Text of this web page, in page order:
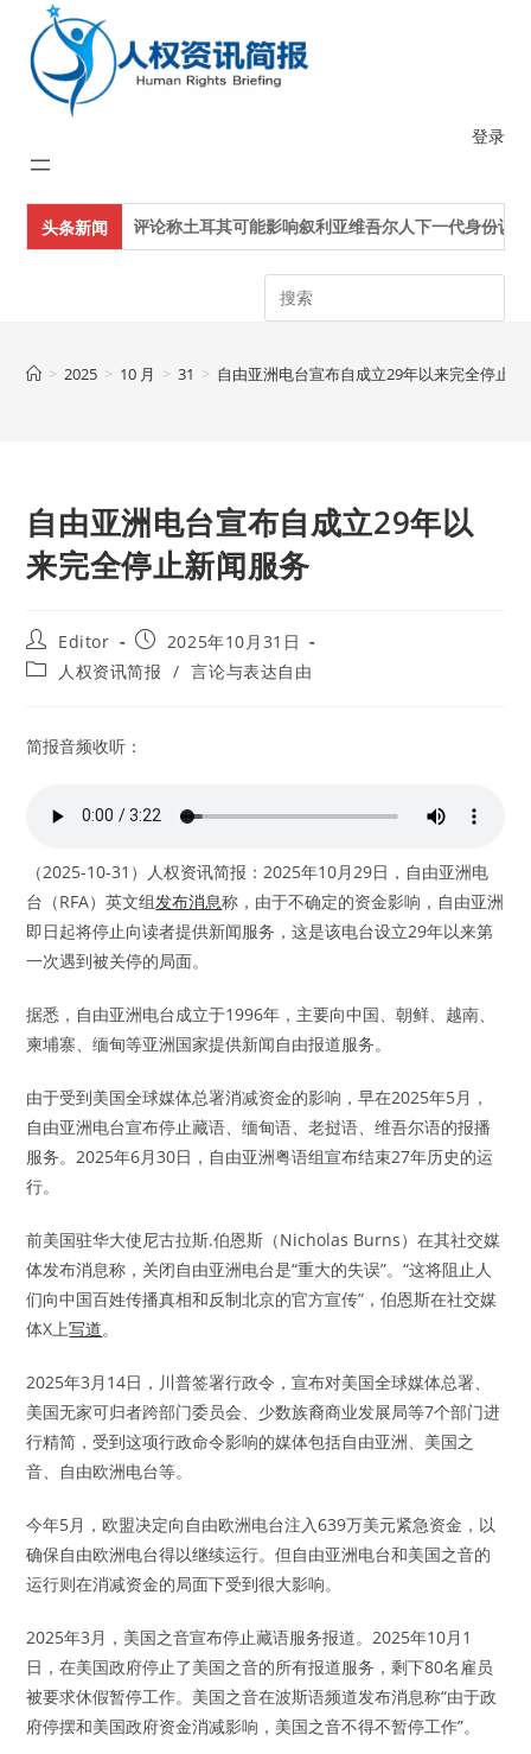
content
登录
头条新闻 评论称土耳其可能影响叙利亚维吾尔人下一代身份认同
Search
> 2025 > 10 月 > 31 > 自由亚洲电台宣布自成立29年以来完全停止
自由亚洲电台宣布自成立29年以
来完全停止新闻服务
Post
author:
Editor
Post
published:
2025年10月31日
Post 人权资讯简报 / 言论与表达自由
简报音频收听：
（2025-10-31）人权资讯简报：2025年10月29日，自由亚洲电
台（RFA）英文组发布消息称，由于不确定的资金影响，自由亚洲
即日起将停止向读者提供新闻服务，这是该电台设立29年以来第
一次遇到被关停的局面。
据悉，自由亚洲电台成立于1996年，主要向中国、朝鲜、越南、
柬埔寨、缅甸等亚洲国家提供新闻自由报道服务。
由于受到美国全球媒体总署消减资金的影响，早在2025年5月，
自由亚洲电台宣布停止藏语、缅甸语、老挝语、维吾尔语的报播
服务。2025年6月30日，自由亚洲粤语组宣布结束27年历史的运
行。
前美国驻华大使尼古拉斯.伯恩斯（Nicholas Burns）在其社交媒
体发布消息称，关闭自由亚洲电台是“重大的失误”。“这将阻止人
们向中国百姓传播真相和反制北京的官方宣传”，伯恩斯在社交媒
体X上写道。
2025年3月14日，川普签署行政令，宣布对美国全球媒体总署、
美国无家可归者跨部门委员会、少数族裔商业发展局等7个部门进
行精简，受到这项行政命令影响的媒体包括自由亚洲、美国之
音、自由欧洲电台等。
今年5月，欧盟决定向自由欧洲电台注入639万美元紧急资金，以
确保自由欧洲电台得以继续运行。但自由亚洲电台和美国之音的
运行则在消减资金的局面下受到很大影响。
2025年3月，美国之音宣布停止藏语服务报道。2025年10月1
日，在美国政府停止了美国之音的所有报道服务，剩下80名雇员
被要求休假暂停工作。美国之音在波斯语频道发布消息称“由于政
府停摆和美国政府资金消减影响，美国之音不得不暂停工作”。